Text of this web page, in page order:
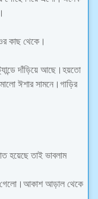
কাছ থেকে।
দাঁড়িয়ে আছে।হয়তো
ঈশার সামনে।গাড়ির
হয়েছে তাই ভাবলাম
গেলো।আকাশ আড়াল থেকে